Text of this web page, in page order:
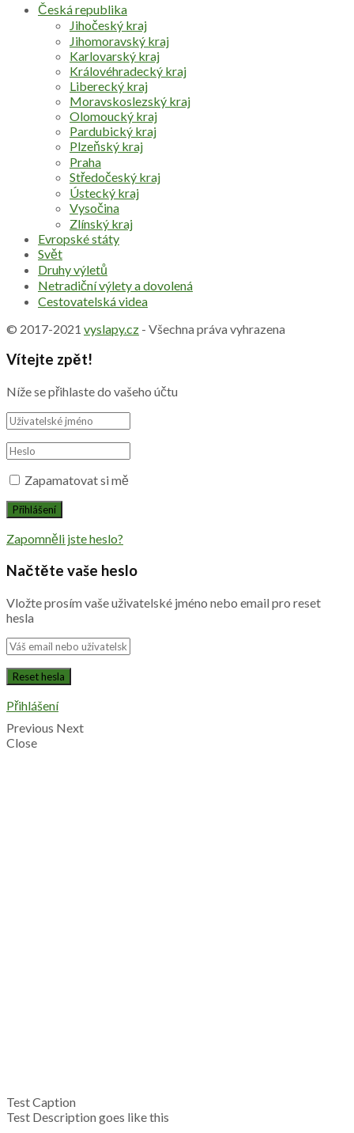
Česká republika
Jihočeský kraj
Jihomoravský kraj
Karlovarský kraj
Královéhradecký kraj
Liberecký kraj
Moravskoslezský kraj
Olomoucký kraj
Pardubický kraj
Plzeňský kraj
Praha
Středočeský kraj
Ústecký kraj
Vysočina
Zlínský kraj
Evropské státy
Svět
Druhy výletů
Netradiční výlety a dovolená
Cestovatelská videa
© 2017-2021 vyslapy.cz - Všechna práva vyhrazena
Vítejte zpět!
Níže se přihlaste do vašeho účtu
Zapamatovat si mě
Zapomněli jste heslo?
Načtěte vaše heslo
Vložte prosím vaše uživatelské jméno nebo email pro reset
hesla
Přihlášení
Previous Next
Close
Test Caption
Test Description goes like this